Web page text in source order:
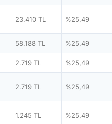
23.410 TL %25,49
58.188 TL %25,49
2.719 TL %25,49
2.719 TL %25,49
1.245 TL %25,49